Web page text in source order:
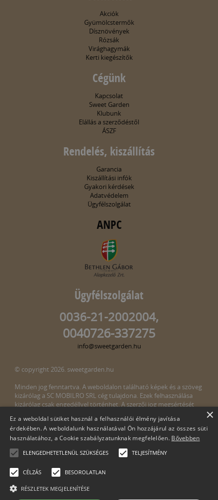
Akciók
Gyümölcstermők
Dísznövények
Rózsák
Virághagymák
Kerti kiegészítők
Cégünk
Kapcsolat
Sweet Garden
Klubunk
Elállás a szerződéstől
ÁSZF
Rendelés, kiszállítás
Garancia
Kiszállítási infók
Gyakori kérdések
Adatvédelem
Ügyfélszolgálat
ANPC
Ügyfélszolgálat
0036-21-2002004,
0040726-337275
info@sweetgarden.hu
© copyright 2026. sweetgarden.hu
Minden jog fenntartva. A weboldalon található képek és a szöveg
kizárólag a SC MOBILRO SRL cég tulajdona. Ezek felhasználása
kizárólag csak engedéllyel történhet. A szerzői jog megsértését
megsértését észlelné, kérjük, jelezze ezt felénk a következő e-mail
címen:info@sweetgarden.hu
×
Ez a weboldal sütiket használ a felhasználói élmény javítása
érdekében. A weboldalunk használatával Ön hozzájárul az összes süti
használatához, a Cookie szabályzatunknak megfelelően. Bővebben
ELENGEDHETETLENÜL SZÜKSÉGES TELJESÍTMÉNY
CÉLZÁS BESOROLATLAN
RÉSZLETEK MEGJELENÍTÉSE